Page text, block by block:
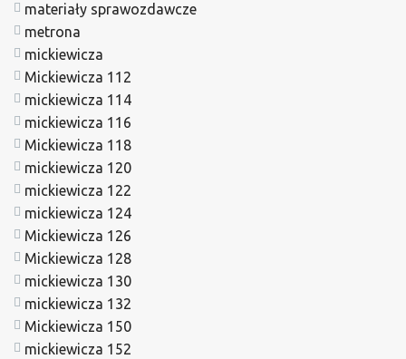
materiały sprawozdawcze
metrona
mickiewicza
Mickiewicza 112
mickiewicza 114
mickiewicza 116
Mickiewicza 118
mickiewicza 120
mickiewicza 122
mickiewicza 124
Mickiewicza 126
Mickiewicza 128
mickiewicza 130
mickiewicza 132
Mickiewicza 150
mickiewicza 152